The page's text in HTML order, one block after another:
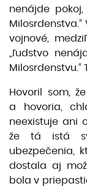
nenájde
vojnové,
„ľudstvo
Milosrdenstvu.“
Hovoril som,
a hovoria,
neexistuje ani
že tá istá
ubezpečenia,
dostala aj
bola v